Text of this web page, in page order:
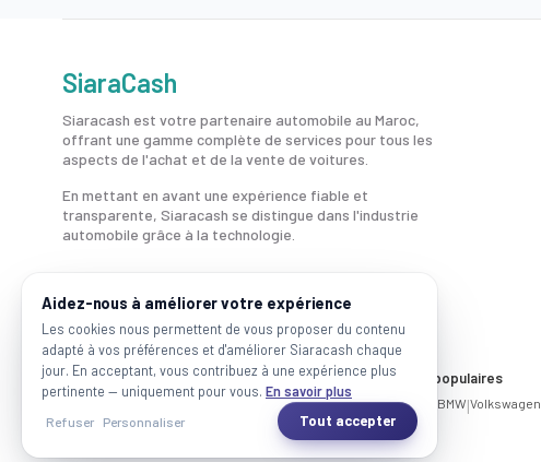
SiaraCash
Siaracash est votre partenaire automobile au Maroc,
offrant une gamme complète de services pour tous les
aspects de l'achat et de la vente de voitures.
En mettant en avant une expérience fiable et
transparente, Siaracash se distingue dans l'industrie
automobile grâce à la technologie.
Voitures par ville
Rabat Mohammadia Salé|Témara|Kénitra
Marques populaires
Mercedes BMW|Volkswagen
2026 SiaraCash - Tous les droits sont réservés
Aidez-nous à améliorer votre expérience
Les cookies nous permettent de vous proposer du contenu
adapté à vos préférences et d'améliorer Siaracash chaque
jour. En acceptant, vous contribuez à une expérience plus
pertinente — uniquement pour vous. En savoir plus
Refuser Personnaliser Tout accepter